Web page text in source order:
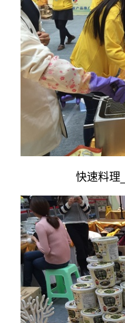
快速料理